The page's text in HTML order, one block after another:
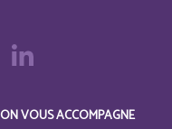
ON VOUS ACCOMPAGNE